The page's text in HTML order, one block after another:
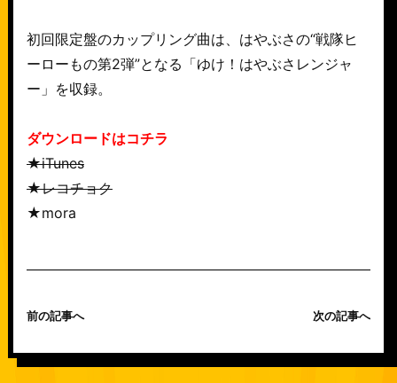
初回限定盤のカップリング曲は、はやぶさの“戦隊ヒ
ーローもの第2弾”となる「ゆけ！はやぶさレンジャ
ー」を収録。
ダウンロードはコチラ
★iTunes
★レコチョク
★mora
前の記事へ 次の記事へ